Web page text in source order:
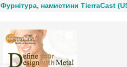
Фурнітура, намистини TierraCast